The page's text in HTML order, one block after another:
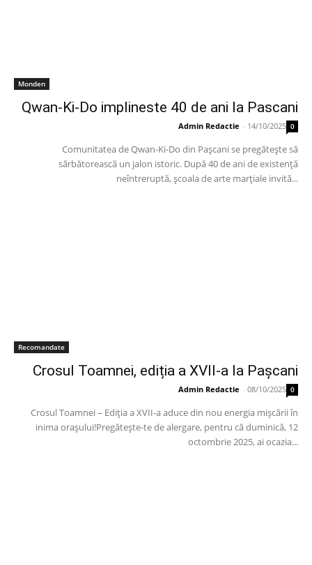
Monden
Qwan-Ki-Do implineste 40 de ani la Pascani
Admin Redactie - 14/10/2025 0
Comunitatea de Qwan-Ki-Do din Pașcani se pregătește să
sărbătorească un jalon istoric. După 40 de ani de existență
neîntreruptă, școala de arte marțiale invită...
Recomandate
Crosul Toamnei, ediția a XVII-a la Pașcani
Admin Redactie - 08/10/2025 0
Crosul Toamnei – Ediția a XVII-a aduce din nou energia mișcării în
inima orașului!Pregătește-te de alergare, pentru că duminică, 12
octombrie 2025, ai ocazia...